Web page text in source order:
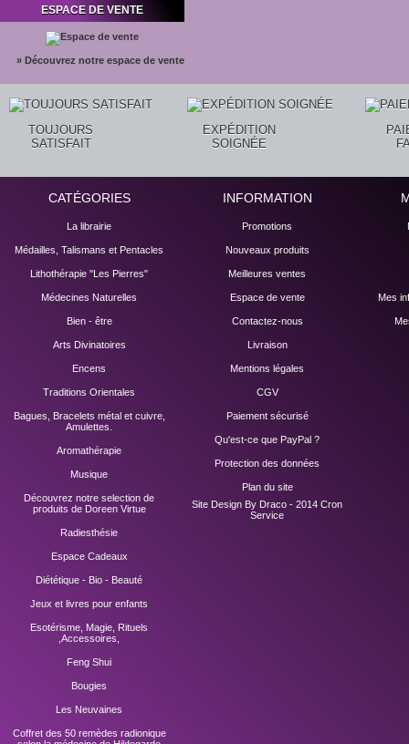
ESPACE DE VENTE
» Découvrez notre espace de vente
TOUJOURS
SATISFAIT
EXPÉDITION
SOIGNÉE
CATÉGORIES
La librairie
Médailles, Talismans et Pentacles
Lithothérapie "Les Pierres"
Médecines Naturelles
Bien - être
Arts Divinatoires
Encens
Traditions Orientales
Bagues, Bracelets métal et cuivre,
Amulettes.
Aromathérapie
Musique
Découvrez notre selection de
produits de Doreen Virtue
Radiesthésie
Espace Cadeaux
Diététique - Bio - Beauté
Jeux et livres pour enfants
Esotérisme, Magie, Rituels
,Accessoires,
Feng Shui
Bougies
Les Neuvaines
Coffret des 50 remèdes radionique
INFORMATION
Promotions
Nouveaux produits
Meilleures ventes
Espace de vente
Contactez-nous
Livraison
Mentions légales
CGV
Paiement sécurisé
Qu'est-ce que PayPal ?
Protection des données
Plan du site
Site Design By Draco - 2014 Cron
Service
Mes